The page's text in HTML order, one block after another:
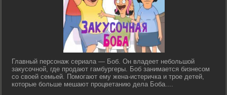
Главный персонаж сериала — Боб. Он владеет небольшой
закусочной, где продают гамбургеры. Боб занимается бизнесом
со своей семьей. Помогают ему жена-истеричка и трое детей,
которые больше мешают процветанию дела Боба....